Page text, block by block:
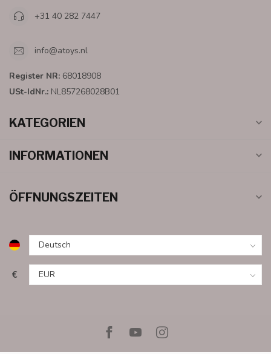
+31 40 282 7447
info@atoys.nl
Register NR: 68018908
USt-IdNr.: NL857268028B01
KATEGORIEN
INFORMATIONEN
ÖFFNUNGSZEITEN
€